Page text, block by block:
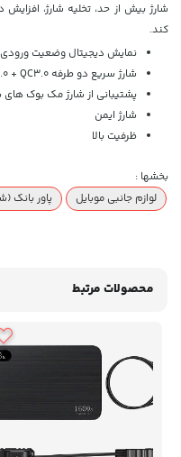
شارژ بیش از حد، تخلیه شارژ،
کند.
نمایش دیجیتال وضعیت
شارژ سریع دو طرفه PD3.0 + QC3.0
پشتیبانی از شارژ مک بوک های با 18
شارژ ایمن
ظرفیت بالا
بخشها :
لوازم جانبی موبایل
پاور بانک
محصولات مرتبط